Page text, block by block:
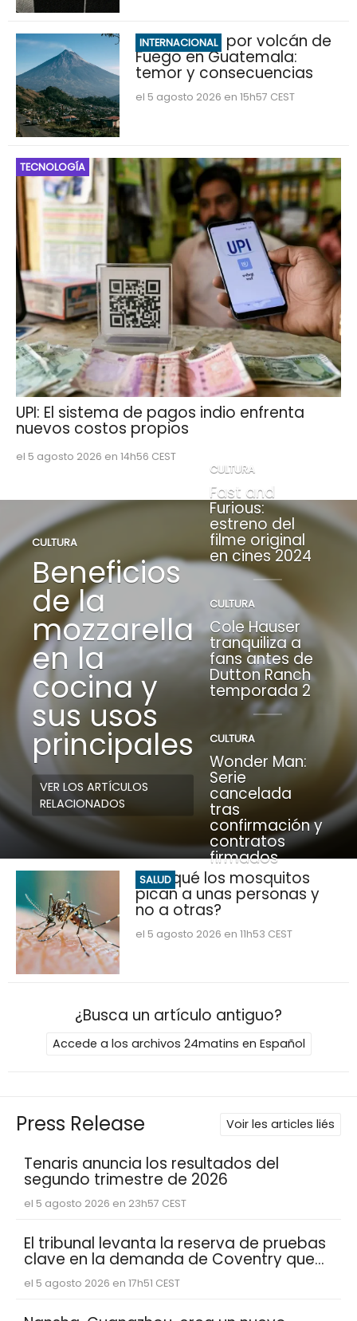
INTERNACIONAL
Evacuación por volcán de
Fuego en Guatemala:
temor y consecuencias
el 5 agosto 2026 en 15h57 CEST
TECNOLOGÍA
UPI: El sistema de pagos indio enfrenta
nuevos costos propios
el 5 agosto 2026 en 14h56 CEST
CULTURA
Beneficios
de la
mozzarella
en la
cocina y
sus usos
principales
VER LOS ARTÍCULOS
RELACIONADOS
CULTURA
Fast and
Furious:
estreno del
filme original
en cines 2024
CULTURA
Cole Hauser
tranquiliza a
fans antes de
Dutton Ranch
temporada 2
CULTURA
Wonder Man:
Serie
cancelada
tras
confirmación y
contratos
firmados
SALUD
¿Por qué los mosquitos
pican a unas personas y
no a otras?
el 5 agosto 2026 en 11h53 CEST
¿Busca un artículo antiguo?
Accede a los archivos 24matins en Español
Press Release Voir les articles liés
Tenaris anuncia los resultados del
segundo trimestre de 2026
el 5 agosto 2026 en 23h57 CEST
El tribunal levanta la reserva de pruebas
clave en la demanda de Coventry que
muestran que Abacus Global
Management se basó en estimaciones
el 5 agosto 2026 en 17h51 CEST